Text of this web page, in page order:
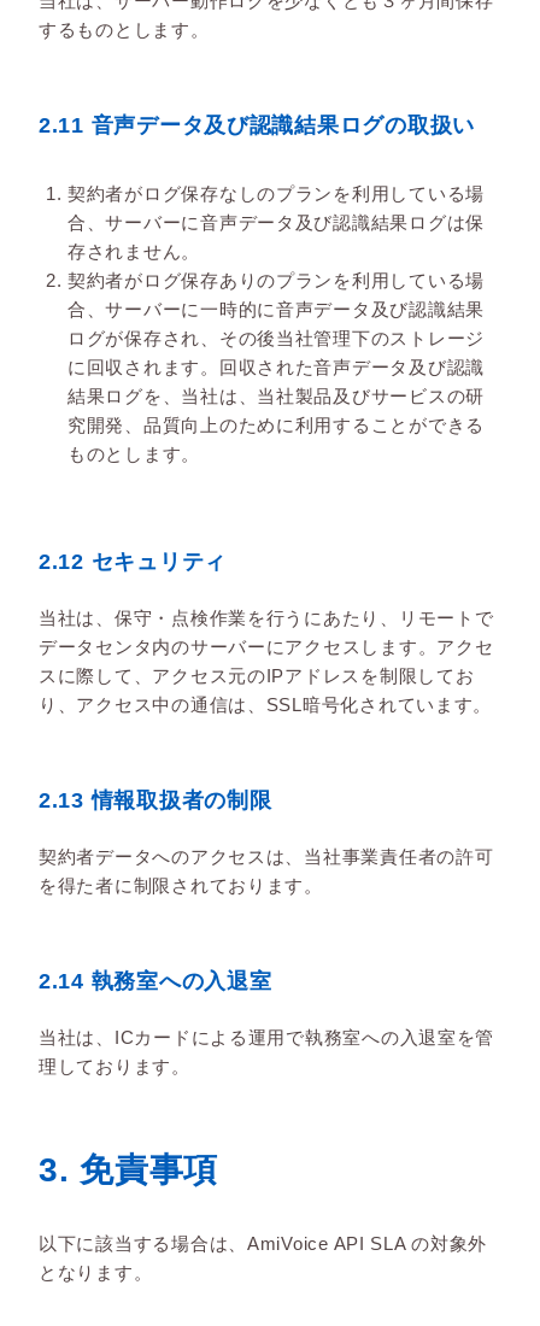
するものとします。
2.11 音声データ及び認識結果ログの取扱い
契約者がログ保存なしのプランを利用している場
合、サーバーに音声データ及び認識結果ログは保
存されません。
契約者がログ保存ありのプランを利用している場
合、サーバーに一時的に音声データ及び認識結果
ログが保存され、その後当社管理下のストレージ
に回収されます。回収された音声データ及び認識
結果ログを、当社は、当社製品及びサービスの研
究開発、品質向上のために利用することができる
ものとします。
2.12 セキュリティ
当社は、保守・点検作業を行うにあたり、リモートで
データセンタ内のサーバーにアクセスします。アクセ
スに際して、アクセス元のIPアドレスを制限してお
り、アクセス中の通信は、SSL暗号化されています。
2.13 情報取扱者の制限
契約者データへのアクセスは、当社事業責任者の許可
を得た者に制限されております。
2.14 執務室への入退室
当社は、ICカードによる運用で執務室への入退室を管
理しております。
3. 免責事項
以下に該当する場合は、AmiVoice API SLA の対象外
となります。